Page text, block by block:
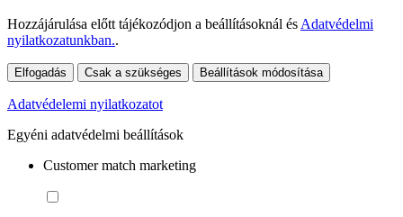
Hozzájárulása előtt tájékozódjon a beállításoknál és Adatvédelmi
nyilatkozatunkban..
Elfogadás Csak a szükséges Beállítások módosítása
Adatvédelemi nyilatkozatot
Egyéni adatvédelmi beállítások
Customer match marketing